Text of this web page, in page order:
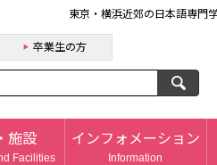
東京・横浜近郊の日本語専門
門学校（CBC）
卒業生の方
施設
Facilities
インフォメーション
Information